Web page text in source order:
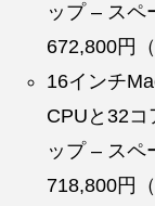
ップ – スペ
672,800円（
16インチ
CPUと32コ
ップ – スペ
718,800円（